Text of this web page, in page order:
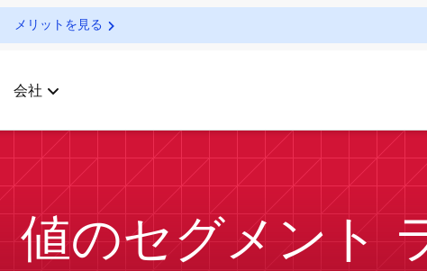
メリットを見る
会社
値のセグメント